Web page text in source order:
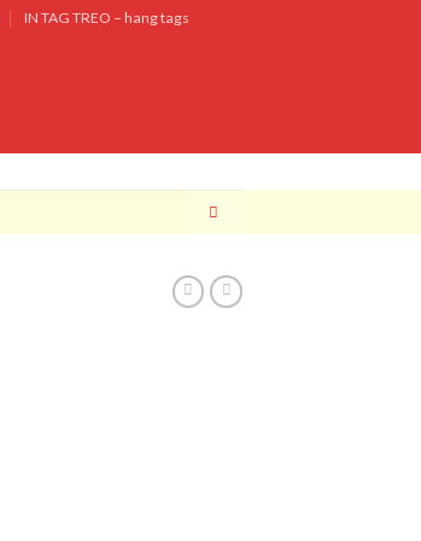
IN TAG TREO – hang tags